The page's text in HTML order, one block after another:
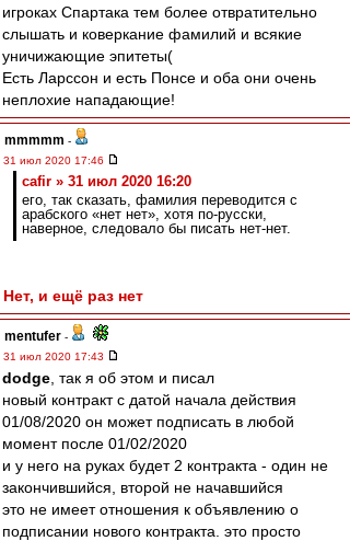
игроках Спартака тем более отвратительно
слышать и коверкание фамилий и всякие
уничижающие эпитеты(
Есть Ларссон и есть Понсе и оба они очень
неплохие нападающие!
mmmmm -
31 июл 2020 17:46
cafir » 31 июл 2020 16:20
его, так сказать, фамилия переводится с
арабского «нет нет», хотя по-русски,
наверное, следовало бы писать нет-нет.
Нет, и ещё раз нет
mentufer -
31 июл 2020 17:43
dodge , так я об этом и писал
новый контракт с датой начала действия
01/08/2020 он может подписать в любой
момент после 01/02/2020
и у него на руках будет 2 контракта - один не
закончившийся, второй не начавшийся
это не имеет отношения к объявлению о
подписании нового контракта. это просто